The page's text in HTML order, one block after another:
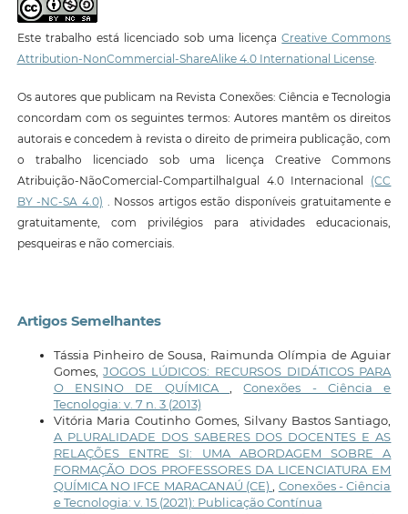
Este trabalho está licenciado sob uma licençaCreative Commons
Attribution-NonCommercial-ShareAlike 4.0 International License.
Os autores que publicam na Revista Conexões: Ciência e Tecnologia
concordam com os seguintes termos: Autores mantêm os direitos
autorais e concedem à revista o direito de primeira publicação, com
o trabalho licenciado sob uma licença Creative Commons
Atribuição-NãoComercial-CompartilhaIgual 4.0 Internacional (CC
BY -NC-SA 4.0) . Nossos artigos estão disponíveis gratuitamente e
gratuitamente, com privilégios para atividades educacionais,
pesqueiras e não comerciais.
Artigos Semelhantes
Tássia Pinheiro de Sousa, Raimunda Olímpia de Aguiar
Gomes,JOGOS LÚDICOS: RECURSOS DIDÁTICOS PARA
O ENSINO DE QUÍMICA
,Conexões - Ciência e
Tecnologia: v. 7 n. 3 (2013)
Vitória Maria Coutinho Gomes, Silvany Bastos Santiago,
A PLURALIDADE DOS SABERES DOS DOCENTES E AS
RELAÇÕES ENTRE SI: UMA ABORDAGEM SOBRE A
FORMAÇÃO DOS PROFESSORES DA LICENCIATURA EM
QUÍMICA NO IFCE MARACANAÚ (CE)
Conexões - Ciência
e Tecnologia: v. 15 (2021): Publicação Contínua